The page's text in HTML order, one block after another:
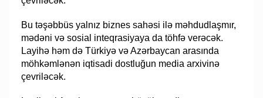
Bu təşəbbüs yalnız biznes sahəsi ilə məhdudlaşmır,
mədəni və sosial inteqrasiyaya da töhfə verəcək.
Layihə həm də Türkiyə və Azərbaycan arasında
möhkəmlənən iqtisadi dostluğun media arxivinə
çevriləcək.